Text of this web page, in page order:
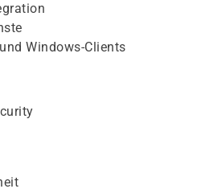
Windows-Clients